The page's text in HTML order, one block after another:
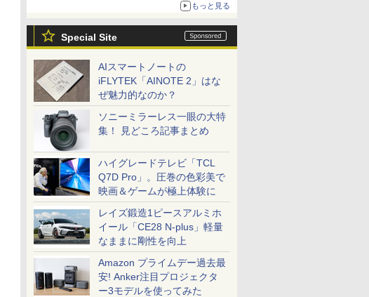
もっと見る
Special Site
AIスマートノートの
iFLYTEK「AINOTE 2」はな
ぜ魅力的なのか？
ソニーミラーレス一眼の大特
集！ 見どころ記事まとめ
ハイグレードテレビ「TCL
Q7D Pro」。圧巻の色彩美で
映画＆ゲームが極上体験に
レイズ鍛造1ピースアルミホ
イール「CE28 N-plus」軽量
なままに剛性を向上
Amazon プライムデー過去最
安! Anker注目プロジェクタ
ー3モデルを使ってみた